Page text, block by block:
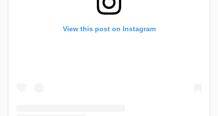
View this post on Instagram